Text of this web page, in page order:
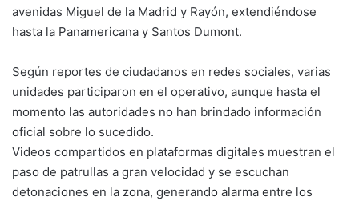
avenidas Miguel de la Madrid y Rayón, extendiéndose
hasta la Panamericana y Santos Dumont.
Según reportes de ciudadanos en redes sociales, varias
unidades participaron en el operativo, aunque hasta el
momento las autoridades no han brindado información
oficial sobre lo sucedido.
Videos compartidos en plataformas digitales muestran el
paso de patrullas a gran velocidad y se escuchan
detonaciones en la zona, generando alarma entre los